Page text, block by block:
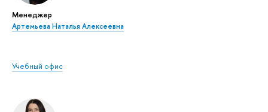
Менеджер
Артемьева Наталья Алексеевна
Учебный офис